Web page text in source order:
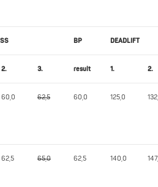
BP DEADLIFT
2. 3. result 1. 2.
60,0 62,5 60,0 125,0
62,5 65,0 62,5 140,0